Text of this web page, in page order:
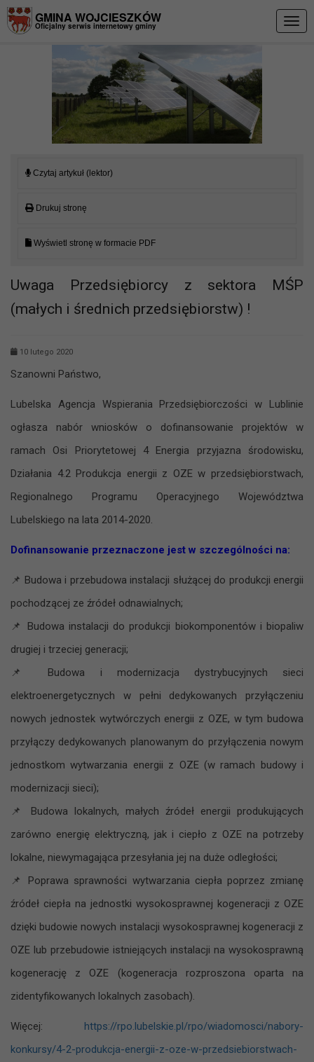
GMINA WOJCIESZKÓW
Oficjalny serwis internetowy gminy
Czytaj artykuł (lektor)
Drukuj stronę
Wyświetl stronę w formacie PDF
Uwaga Przedsiębiorcy z sektora MŚP
(małych i średnich przedsiębiorstw) !
10 lutego 2020
Szanowni Państwo,
Lubelska Agencja Wspierania Przedsiębiorczości w Lublinie
ogłasza nabór wniosków o dofinansowanie projektów w
ramach Osi Priorytetowej 4 Energia przyjazna środowisku,
Działania 4.2 Produkcja energii z OZE w przedsiębiorstwach,
Regionalnego Programu Operacyjnego Województwa
Lubelskiego na lata 2014-2020.
Dofinansowanie przeznaczone jest w szczególności na:
📌 Budowa i przebudowa instalacji służącej do produkcji energii
pochodzącej ze źródeł odnawialnych;
📌
Budowa instalacji do produkcji biokomponentów i biopaliw
drugiej i trzeciej generacji;
📌
Budowa i modernizacja dystrybucyjnych sieci
elektroenergetycznych w pełni dedykowanych przyłączeniu
nowych jednostek wytwórczych energii z OZE, w tym budowa
przyłączy dedykowanych planowanym do przyłączenia nowym
jednostkom wytwarzania energii z OZE (w ramach budowy i
modernizacji sieci);
📌
Budowa lokalnych, małych źródeł energii produkujących
zarówno energię elektryczną, jak i ciepło z OZE na potrzeby
lokalne, niewymagająca przesyłania jej na duże odległości;
📌
Poprawa sprawności wytwarzania ciepła poprzez zmianę
źródeł ciepła na jednostki wysokosprawnej kogeneracji z OZE
dzięki budowie nowych instalacji wysokosprawnej kogeneracji z
OZE lub przebudowie istniejących instalacji na wysokosprawną
kogenerację z OZE (kogeneracja rozproszona oparta na
zidentyfikowanych lokalnych zasobach).
Więcej: https://rpo.lubelskie.pl/rpo/wiadomosci/nabory-
konkursy/4-2-produkcja-energii-z-oze-w-przedsiebiorstwach-